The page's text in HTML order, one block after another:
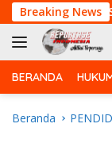
Langsung
ke
konten
Breaking News
Serda
BERANDA
Beranda